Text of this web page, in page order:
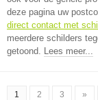
deze pagina uw
direct contact met
meerdere schilders
getoond. Lees meer...
1 2 3 »